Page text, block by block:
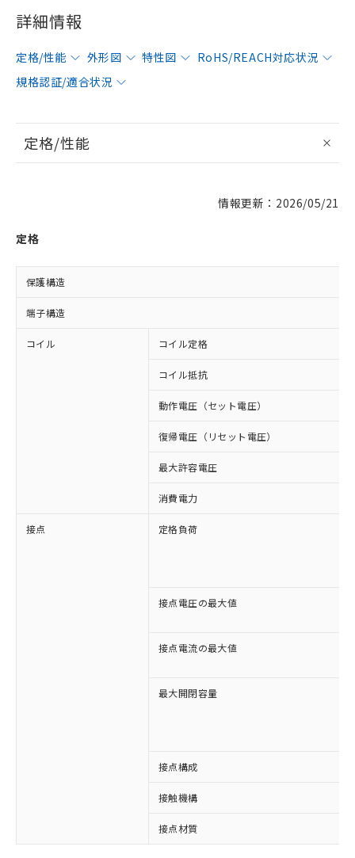
詳細情報
定格/性能 外形図 特性図
RoHS/REACH対応状況
規格認証/適合状況
定格/性能
情報更新：2026/05/21
定格
保護構造
端子構造
コイル コイル定格
コイル抵抗
動作電圧（セット電圧）
復帰電圧（リセット電圧）
最大許容電圧
消費電力
接点 定格負荷
接点電圧の最大値
接点電流の最大値
最大開閉容量
接点構成
接触機構
接点材質
対応済み：EU RoHS指令（10物質）の
非含有に対応した製品が提供可能な商品で